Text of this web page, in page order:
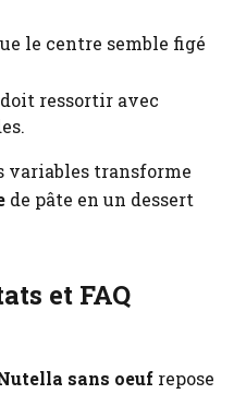
le centre semble figé
ressortir avec
variables transforme
de pâte en un dessert
et FAQ
sans oeuf repose